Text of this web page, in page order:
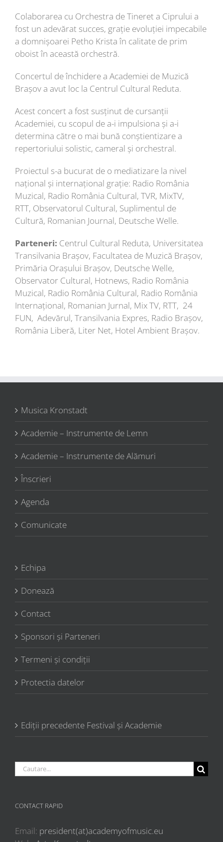
Colaborarea cu Orchestra de Tineret a Ciprului a
fost un adevărat succes, grație evoluției impecabile
a domnișoarei Petho Krista în calitate de prim
oboist în această orchestră.
Concertul de închidere a Academiei de Muzică
Brașov a avut loc la Centrul Cultural Reduta.
Acest concert a fost susținut de cursanții
Academiei, cu scopul de a-i impulsiona și a-i
determina către o mai bună conștientizare a
repertoriului solistic, cameral și orchestral.
Proiectul s-a bucurat de o mediatizare la nivel
național și internațional grație: Radio România
Muzical, Radio România Cultural, TVR, MixTV,
RTT, Observatorul Cultural, Suplimentul de
Cultură, Romanian Journal, Deutsche Welle.
Parteneri: Centrul Cultural Reduta, Universitatea
Transilvania Brașov, Facultatea de Muzică Brașov,
Primăria Orașului Brașov, Deutsche Welle,
Observator Cultural, Hotnews, Radio România
Muzical, Radio România Cultural, Radio România
Internațional, Romanian Jurnal, Mix TV, RTT, 24
FUN, Adevărul, Transilvania Expres, Radio Brașov,
România Liberă, Liter Net, Hotel Ambient Brașov.
Musica Kronstadt
Academie – Instrumente de Lemn
Academie – Instrumente de Alămuri
Înscrieri
Agenda
Comunicate
Echipa
Donează
Contact
Sponsori şi Parteneri
Termeni şi condiţii
Protectia datelor
Ediții precedente Festival și Academie
Cautare...
CONTACT RAPID
Email: president(at)academyofmusic.eu